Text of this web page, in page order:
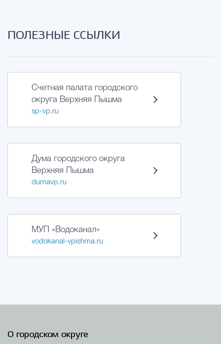
Государственные организации
Открытые
ПОЛЕЗНЫЕ ССЫЛКИ
Счетная палата городского
округа Верхняя Пышма
sp-vp.ru
Дума городского округа
Верхняя Пышма
dumavp.ru
МУП «Водоканал»
vodokanal-vpishma.ru
О городском округе